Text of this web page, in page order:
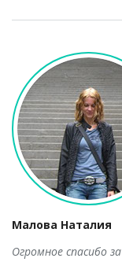
Малова Наталия
Огромное спасибо